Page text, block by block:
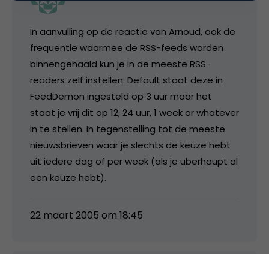
In aanvulling op de reactie van Arnoud, ook de
frequentie waarmee de RSS-feeds worden
binnengehaald kun je in de meeste RSS-
readers zelf instellen. Default staat deze in
FeedDemon ingesteld op 3 uur maar het
staat je vrij dit op 12, 24 uur, 1 week or whatever
in te stellen. In tegenstelling tot de meeste
nieuwsbrieven waar je slechts de keuze hebt
uit iedere dag of per week (als je uberhaupt al
een keuze hebt).
22 maart 2005 om 18:45